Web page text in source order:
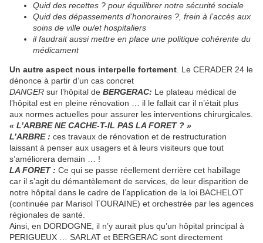
Quid des recettes ? pour équilibrer notre sécurité sociale
Quid des dépassements d’honoraires ?, frein à l’accès aux
soins de ville ou/et hospitaliers
il faudrait aussi mettre en place une politique cohérente du
médicament
Un autre aspect nous interpelle fortement . Le CERADER 24 le
dénonce à partir d’un cas concret
DANGER sur l’hôpital de BERGERAC: Le plateau médical de
l’hôpital est en pleine rénovation … il le fallait car il n’était plus
aux normes actuelles pour assurer les interventions chirurgicales.
« L’ARBRE NE CACHE-T-IL PAS LA FORET ? »
L’ARBRE : ces travaux de rénovation et de restructuration
laissant à penser aux usagers et à leurs visiteurs que tout
s’améliorera demain … !
LA FORET : Ce qui se passe réellement derrière cet habillage
car il s’agit du démantèlement de services, de leur disparition de
notre hôpital dans le cadre de l’application de la loi BACHELOT
(continuée par Marisol TOURAINE) et orchestrée par les agences
régionales de santé.
Ainsi, en DORDOGNE, il n’y aurait plus qu’un hôpital principal à
PERIGUEUX … SARLAT et BERGERAC sont directement